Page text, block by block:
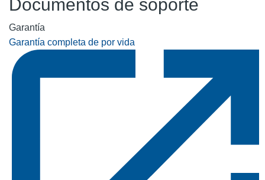
Documentos de soporte
Garantía
Garantía completa de por vida